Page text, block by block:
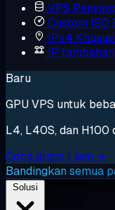
VPS
Custom ISO
IPv4 Khusus
IP tambahan
Baru
GPU VPS untuk
L4, L40S, dan H100
Coba gratis 1 jam →
Bandingkan semua